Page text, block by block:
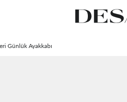
Günlük Ayakkabı